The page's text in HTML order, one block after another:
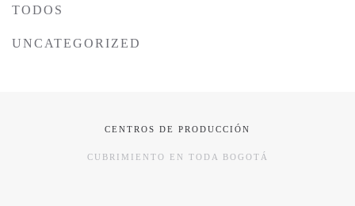
TODOS
UNCATEGORIZED
CENTROS DE PRODUCCIÓN
CUBRIMIENTO EN TODA BOGOTÁ